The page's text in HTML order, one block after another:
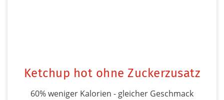
Ketchup hot ohne Zuckerzusatz
60% weniger Kalorien - gleicher Geschmack